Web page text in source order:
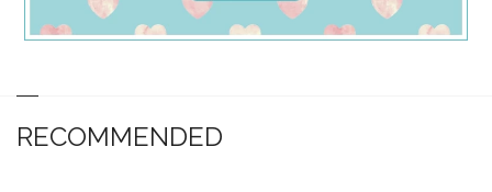
RECOMMENDED